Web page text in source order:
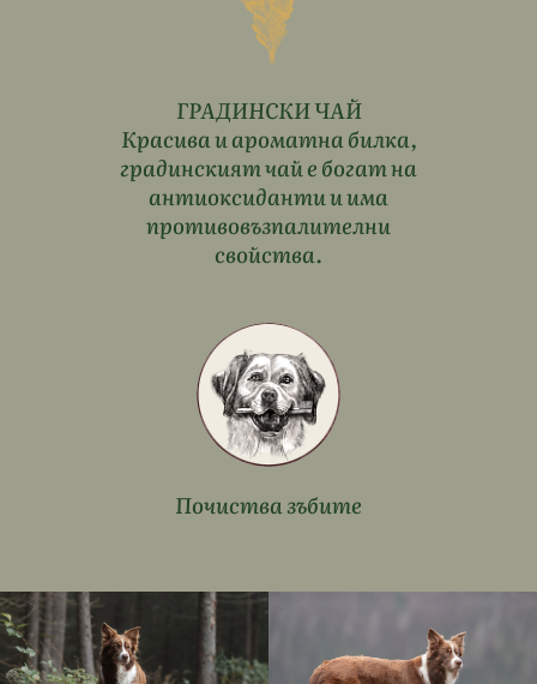
ГРАДИНСКИ ЧАЙ
Красива и ароматна билка,
градинският чай е богат на
антиоксиданти и има
противовъзпалителни
свойства.
Почиства зъбите